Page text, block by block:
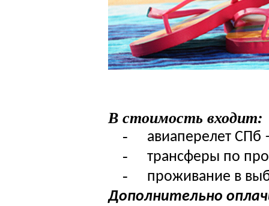
В стоимость входит:
-
авиаперелет
- трансферы по
-
проживание в
Дополнительно